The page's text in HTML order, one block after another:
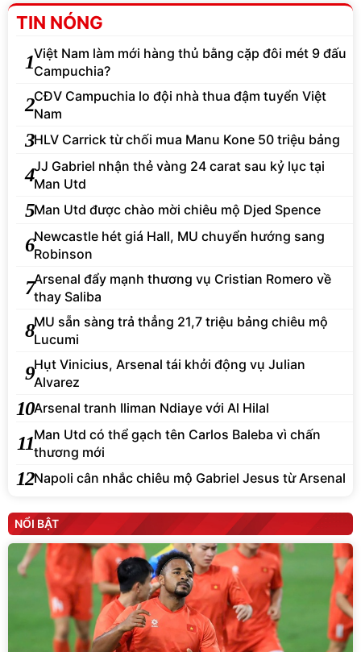
TIN NÓNG
1Việt Nam làm mới hàng thủ bằng cặp đôi mét 9 đấu
Campuchia?
2CĐV Campuchia lo đội nhà thua đậm tuyển Việt
Nam
3HLV Carrick từ chối mua Manu Kone 50 triệu bảng
4JJ Gabriel nhận thẻ vàng 24 carat sau kỷ lục tại
Man Utd
5Man Utd được chào mời chiêu mộ Djed Spence
6Newcastle hét giá Hall, MU chuyển hướng sang
Robinson
7Arsenal đẩy mạnh thương vụ Cristian Romero về
thay Saliba
8MU sẵn sàng trả thẳng 21,7 triệu bảng chiêu mộ
Lucumi
9Hụt Vinicius, Arsenal tái khởi động vụ Julian
Alvarez
10Arsenal tranh Iliman Ndiaye với Al Hilal
11Man Utd có thể gạch tên Carlos Baleba vì chấn
thương mới
12Napoli cân nhắc chiêu mộ Gabriel Jesus từ Arsenal
NỔI BẬT